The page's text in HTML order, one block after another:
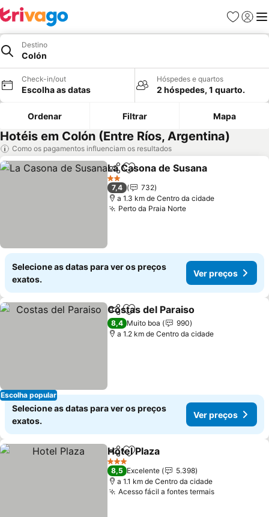
Favoritos
Iniciar
Destino
Colón
Check-in/out
Escolha as datas
Hóspedes e quartos
2 hóspedes, 1 quarto.
Ordenar Filtrar Mapa
Hotéis em Colón (Entre Ríos, Argentina)
Como os pagamentos influenciam os resultados
PartilharAdicionar aos favoritos
La Casona de Susana
2 Estrelas
7,4
732
a 1.3 km de Centro da cidade
Perto da Praia NorteVer preços
Selecione as datas para ver os preços
exatos.
Ver preços
Escolha popular
PartilharAdicionar aos favoritos
Costas del Paraiso
8,4 Muito boa
990
a 1.2 km de Centro da cidade
Selecione as datas para ver os preços
exatos.
Ver preços
PartilharAdicionar aos favoritos
Hotel Plaza
3 Estrelas
8,5 Excelente
5.398
a 1.1 km de Centro da cidade
Acesso fácil a fontes termaisVer preços